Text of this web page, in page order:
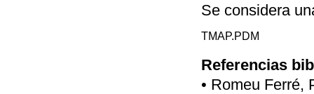
Se considera
TMAP.PDM
Referencias
• Romeu Ferré,